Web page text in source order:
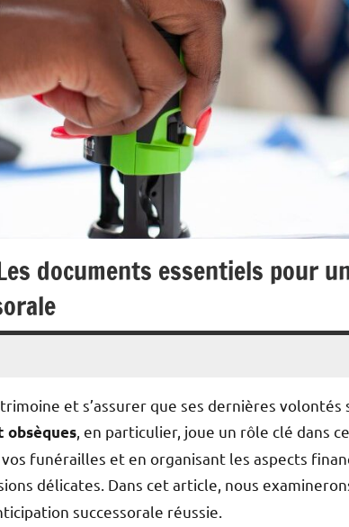
documents essentiels pour
et s’assurer que ses dernières
obsèques , en particulier, joue un rôle clé dans
funérailles et en organisant les aspects
délicates. Dans cet article, nous
successorale réussie.